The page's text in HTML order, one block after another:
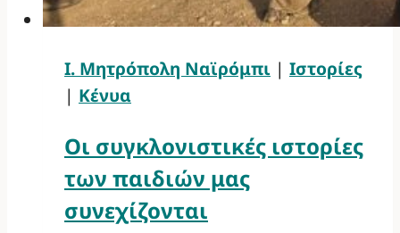
Ι. Μητρόπολη Ναϊρόμπι | Ιστορίες
| Κένυα
Οι συγκλονιστικές ιστορίες
των παιδιών μας
συνεχίζονται